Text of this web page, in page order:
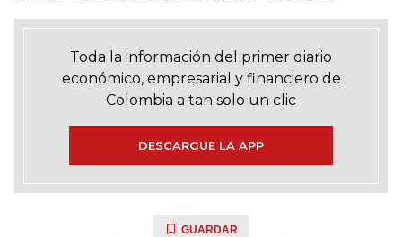
Toda la información del primer diario
económico, empresarial y financiero de
Colombia a tan solo un clic
DESCARGUE LA APP
GUARDAR